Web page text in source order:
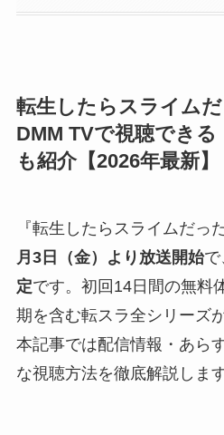
転生したらスライム
DMM TVで視聴でき
も紹介【2026年最新】
『転生したらスライムだっ
月3日（金）より放送開始で
定です。初回14日間の無料
期を含む転スラ全シリーズ
本記事では配信情報・あら
な視聴方法を徹底解説します